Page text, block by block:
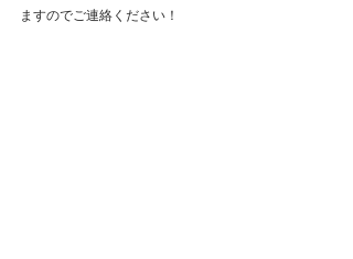
ますのでご連絡ください！